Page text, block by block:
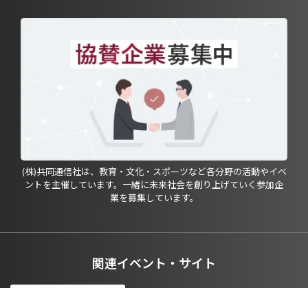
(株)共同通信社は、教育・文化・スポーツなど各分野の活動やイベ
ントを主催しています。一緒に未来社会を創り上げていく参加企
業を募集しています。
関連イベント・サイト